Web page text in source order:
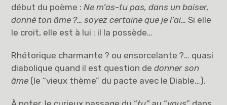
début du poème :Ne m’as-tu pas, dans un baiser,
donné ton âme ?… soyez certaine que je l’ai…Si elle
le croit, elle est à lui : il la possède…
Rhétorique charmante ? ou ensorcelante ?… quasi
diabolique quand il est question dedonner son
âme (le “vieux thème” du pacte avec le Diable…).